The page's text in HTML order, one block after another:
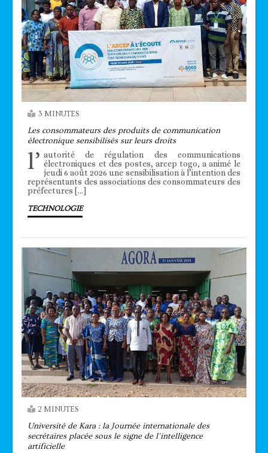
3 MINUTES
Les consommateurs des produits de communication
électronique sensibilisés sur leurs droits
l’ autorité de régulation des communications
électroniques et des postes, arcep togo, a animé le
jeudi 6 août 2026 une sensibilisation à l’intention des
représentants des associations des consommateurs des
préfectures […]
TECHNOLOGIE
2 MINUTES
Université de Kara : la Journée internationale des
secrétaires placée sous le signe de l’intelligence
artificielle